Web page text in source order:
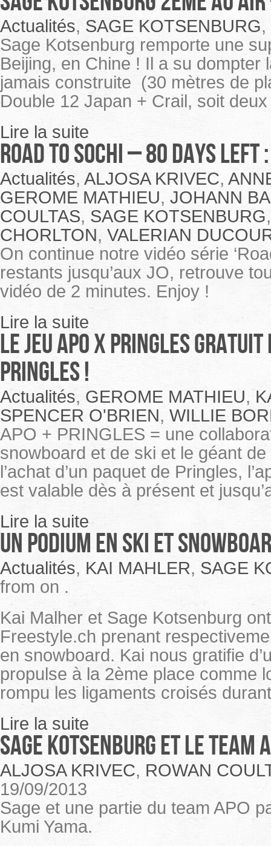
Actualités, SAGE KOTSENBURG,
Sage Kotsenburg remporte une
Beijing, en Chine ! Il a su
jamais construite (30 mètres de
Double 12 Japan + Crail, soit
Lire la suite
ROAD TO SOCHI – 80 Days
Actualités, ALJOSA KRIVEC,
GEROME MATHIEU, JOHANN
COULTAS, SAGE KOTSENBURG
CHORLTON, VALERIAN
On continue notre vidéo série
restants jusqu’aux JO, retrouve
vidéo de 2 minutes. Enjoy !
Lire la suite
Le jeu APO x Pringles
Pringles !
Actualités, GEROME MATHIEU,
SPENCER O'BRIEN, WILLIE
APO + PRINGLES = une
snowboard et de ski et le géant
l’achat d’un paquet de Pringles,
est valable dès à présent et
Lire la suite
Un podium en ski et
Actualités, KAI MAHLER, SAGE
from on .
Kai Malher et Sage Kotsenburg
Freestyle.ch prenant
en snowboard. Kai nous gratifie
propulse à la 2ème place comme
rompu les ligaments croisés
Lire la suite
Sage Kotsenburg et le team
ALJOSA KRIVEC, ROWAN
19/09/2013
Sage et une partie du team APO
Kumi Yama.